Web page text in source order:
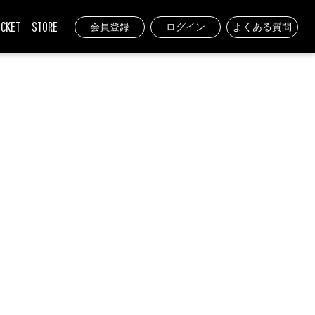
STORE 会員登録 ログイン よくある質問